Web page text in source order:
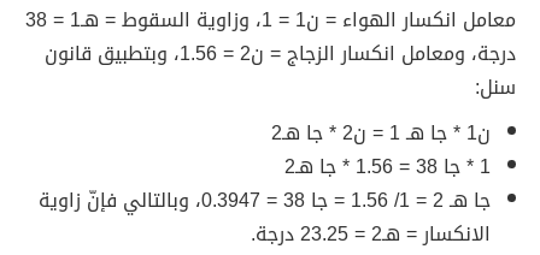
معامل انكسار الهواء = ن1 = 1، وزاوية السقوط = هـ1 = 38
درجة، ومعامل انكسار الزجاج = ن2 = 1.56، وبتطبيق قانون
سنل:
ن1 * جا هـ 1 = ن2 * جا هـ2
1 * جا 38 = 1.56 * جا هـ2
جا هـ 2 = 1/ 1.56 = جا 38 = 0.3947، وبالتالي فإنّ زاوية
الانكسار = هـ2 = 23.25 درجة.